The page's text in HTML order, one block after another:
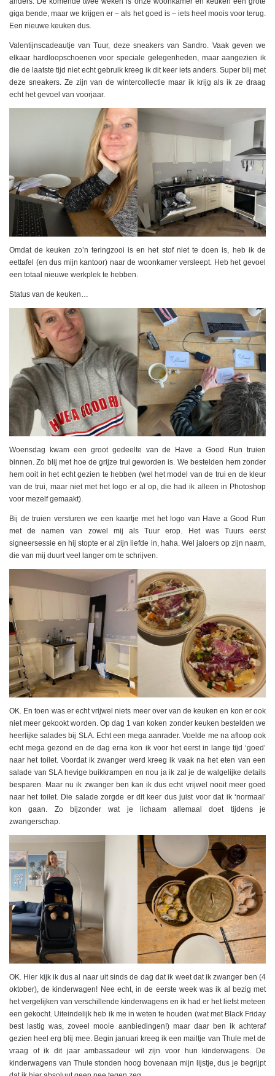
giga bende, maar we krijgen er – als het goed is – iets heel moois voor terug.
Een nieuwe keuken dus.
Valentijnscadeautje van Tuur, deze sneakers van Sandro. Vaak geven we
elkaar hardloopschoenen voor speciale gelegenheden, maar aangezien ik
die de laatste tijd niet echt gebruik kreeg ik dit keer iets anders. Super blij met
deze sneakers. Ze zijn van de wintercollectie maar ik krijg als ik ze draag
echt het gevoel van voorjaar.
Omdat de keuken zo’n teringzooi is en het stof niet te doen is, heb ik de
eettafel (en dus mijn kantoor) naar de woonkamer versleept. Heb het gevoel
een totaal nieuwe werkplek te hebben.
Status van de keuken…
Woensdag kwam een groot gedeelte van de Have a Good Run truien
binnen. Zo blij met hoe de grijze trui geworden is. We bestelden hem zonder
hem ooit in het echt gezien te hebben (wel het model van de trui en de kleur
van de trui, maar niet met het logo er al op, die had ik alleen in Photoshop
voor mezelf gemaakt).
Bij de truien versturen we een kaartje met het logo van Have a Good Run
met de namen van zowel mij als Tuur erop. Het was Tuurs eerst
signeersessie en hij stopte er al zijn liefde in, haha. Wel jaloers op zijn naam,
die van mij duurt veel langer om te schrijven.
OK. En toen was er echt vrijwel niets meer over van de keuken en kon er ook
niet meer gekookt worden. Op dag 1 van koken zonder keuken bestelden we
heerlijke salades bij SLA. Echt een mega aanrader. Voelde me na afloop ook
echt mega gezond en de dag erna kon ik voor het eerst in lange tijd ‘goed’
naar het toilet. Voordat ik zwanger werd kreeg ik vaak na het eten van een
salade van SLA hevige buikkrampen en nou ja ik zal je de walgelijke details
besparen. Maar nu ik zwanger ben kan ik dus echt vrijwel nooit meer goed
naar het toilet. Die salade zorgde er dit keer dus juist voor dat ik ‘normaal’
kon gaan. Zo bijzonder wat je lichaam allemaal doet tijdens je
zwangerschap.
OK. Hier kijk ik dus al naar uit sinds de dag dat ik weet dat ik zwanger ben (4
oktober), de kinderwagen! Nee echt, in de eerste week was ik al bezig met
het vergelijken van verschillende kinderwagens en ik had er het liefst meteen
een gekocht. Uiteindelijk heb ik me in weten te houden (wat met Black Friday
best lastig was, zoveel mooie aanbiedingen!) maar daar ben ik achteraf
gezien heel erg blij mee. Begin januari kreeg ik een mailtje van Thule met de
vraag of ik dit jaar ambassadeur wil zijn voor hun kinderwagens. De
kinderwagens van Thule stonden hoog bovenaan mijn lijstje, dus je begrijpt